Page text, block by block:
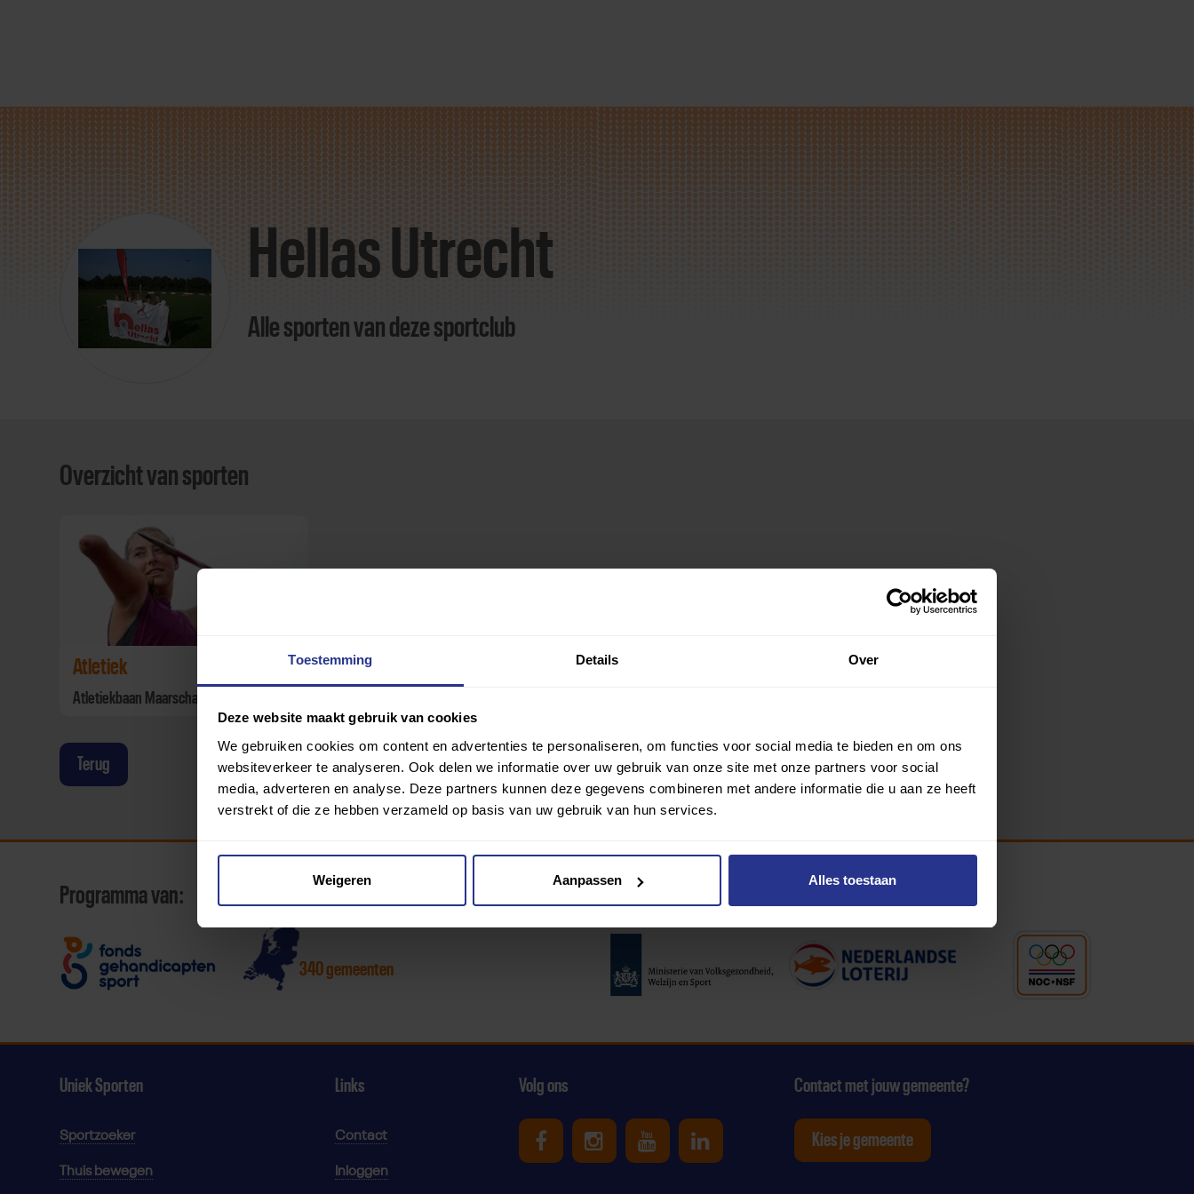
Toestemming Details Over
Deze website maakt gebruik van cookies
We gebruiken cookies om content en advertenties te personaliseren, om functies voor social media te bieden en om ons
websiteverkeer te analyseren. Ook delen we informatie over uw gebruik van onze site met onze partners voor social
media, adverteren en analyse. Deze partners kunnen deze gegevens combineren met andere informatie die u aan ze heeft
verstrekt of die ze hebben verzameld op basis van uw gebruik van hun services.
Weigeren Aanpassen Alles toestaan
Direct
door
Hellas Utrecht
Alle sporten van deze sportclub
Overzicht van sporten
Atletiek
Atletiekbaan Maarschalkerweerd
Terug
Programma van:
340 gemeenten
Partners:
Uniek Sporten
Sportzoeker
Thuis bewegen
Links
Contact
Inloggen
Volg ons
Uniek Sporten op Facebook
Uniek Sporten op Instagram
Uniek Sporten op Youtube
Uniek Sporten op Linkedin
Contact met jouw gemeente?
Kies je gemeente